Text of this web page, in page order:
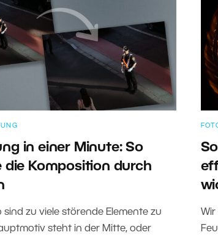
in einer Minute: So
die Komposition durch
sind zu viele störende Elemente zu
steht in der Mitte, oder
Wir